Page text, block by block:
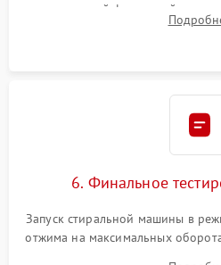
надежной фиксацией
герметиком для
6. Финальное
Запуск стиральной машины в
отжима на максимальных
корректности слива,